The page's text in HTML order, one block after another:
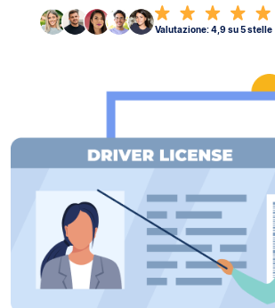
Valutazione: 4,9 su 5 stelle